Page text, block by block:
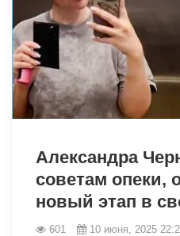
Александра
советам опеки,
новый этап в
601 10 июня, 2025